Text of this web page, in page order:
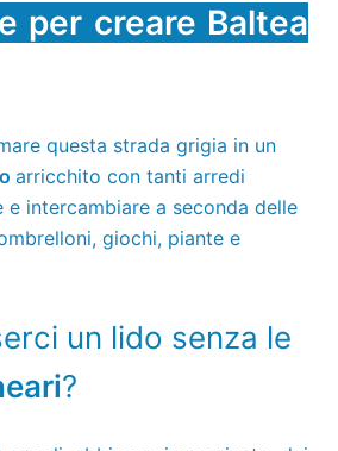
per creare Baltea
questa strada grigia in un
arricchito con tanti arredi
intercambiare a seconda delle
giochi, piante e
un lido senza le
?